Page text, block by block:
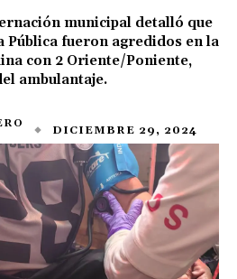
municipal detalló que
Pública fueron agredidos en la
con 2 Oriente/Poniente,
ambulantaje.
DICIEMBRE 29, 2024